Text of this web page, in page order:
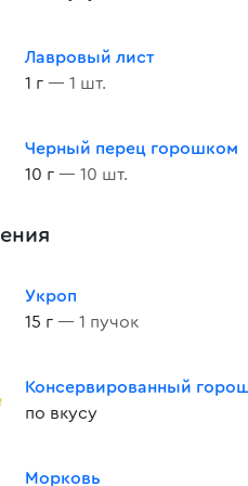
Лавровый лист
1 г — 1 шт.
Черный перец горошком
10 г — 10 шт.
Укроп
15 г — 1 пучок
Консервированный
по вкусу
Морковь